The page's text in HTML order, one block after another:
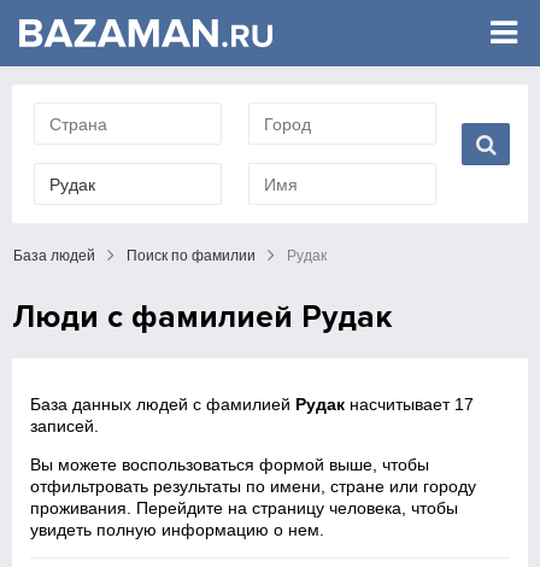
База людей Поиск по фамилии Рудак
Люди с фамилией Рудак
База данных людей с фамилией Рудак насчитывает 17
записей.
Вы можете воспользоваться формой выше, чтобы
отфильтровать результаты по имени, стране или городу
проживания. Перейдите на страницу человека, чтобы
увидеть полную информацию о нем.